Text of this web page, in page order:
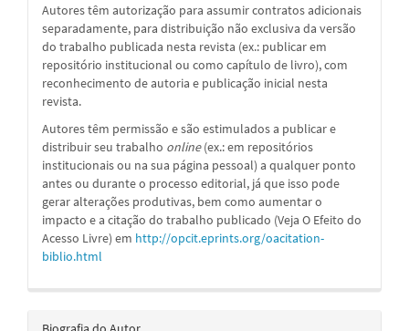
Autores têm autorização para assumir contratos adicionais
separadamente, para distribuição não exclusiva da versão
do trabalho publicada nesta revista (ex.: publicar em
repositório institucional ou como capítulo de livro), com
reconhecimento de autoria e publicação inicial nesta
revista.
Autores têm permissão e são estimulados a publicar e
distribuir seu trabalho online(ex.: em repositórios
institucionais ou na sua página pessoal) a qualquer ponto
antes ou durante o processo editorial, já que isso pode
gerar alterações produtivas, bem como aumentar o
impacto e a citação do trabalho publicado (Veja O Efeito do
Acesso Livre) em http://opcit.eprints.org/oacitation-
biblio.html